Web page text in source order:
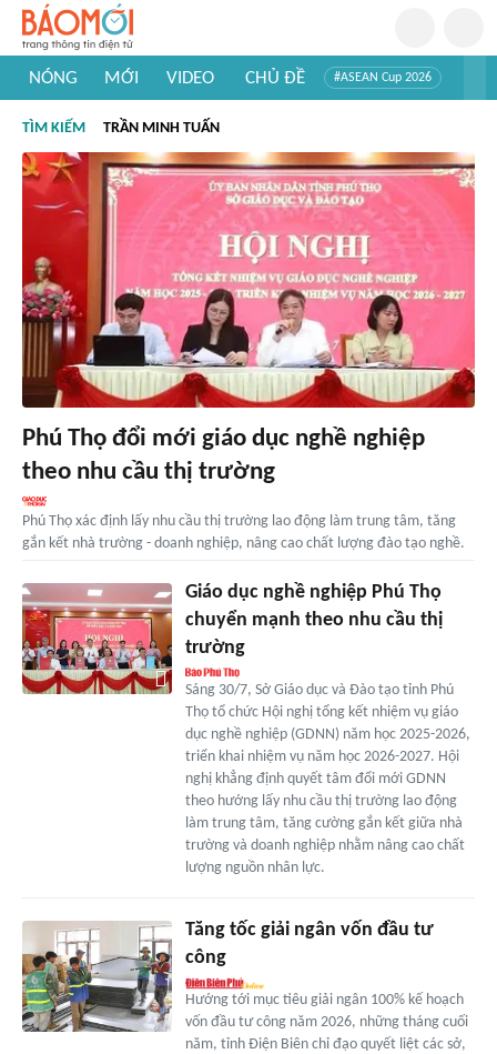
NÓNG MỚI VIDEO CHỦ ĐỀ #ASEAN Cup 2026
#Khám phá thế giới
TÌM KIẾM TRẦN MINH TUẤN
Phú Thọ đổi mới giáo dục nghề nghiệp
theo nhu cầu thị trường
Phú Thọ xác định lấy nhu cầu thị trường lao động làm trung tâm, tăng
gắn kết nhà trường - doanh nghiệp, nâng cao chất lượng đào tạo nghề.
Giáo dục nghề nghiệp Phú Thọ
chuyển mạnh theo nhu cầu thị
trường
Sáng 30/7, Sở Giáo dục và Đào tạo tỉnh Phú
Thọ tổ chức Hội nghị tổng kết nhiệm vụ giáo
dục nghề nghiệp (GDNN) năm học 2025-2026,
triển khai nhiệm vụ năm học 2026-2027. Hội
nghị khẳng định quyết tâm đổi mới GDNN
theo hướng lấy nhu cầu thị trường lao động
làm trung tâm, tăng cường gắn kết giữa nhà
trường và doanh nghiệp nhằm nâng cao chất
lượng nguồn nhân lực.
Tăng tốc giải ngân vốn đầu tư
công
Hướng tới mục tiêu giải ngân 100% kế hoạch
vốn đầu tư công năm 2026, những tháng cuối
năm, tỉnh Điện Biên chỉ đạo quyết liệt các sở,